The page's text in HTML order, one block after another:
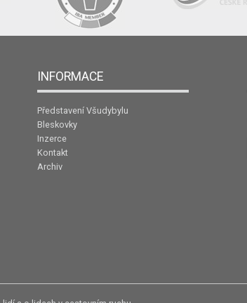
INFORMACE
Představení Všudybylu
Bleskovky
Inzerce
Kontakt
Archiv